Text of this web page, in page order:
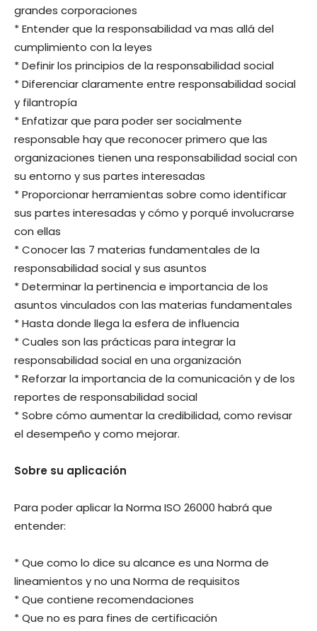
grandes corporaciones
* Entender que la responsabilidad va mas allá del
cumplimiento con la leyes
* Definir los principios de la responsabilidad social
* Diferenciar claramente entre responsabilidad social
y filantropía
* Enfatizar que para poder ser socialmente
responsable hay que reconocer primero que las
organizaciones tienen una responsabilidad social con
su entorno y sus partes interesadas
* Proporcionar herramientas sobre como identificar
sus partes interesadas y cómo y porqué involucrarse
con ellas
* Conocer las 7 materias fundamentales de la
responsabilidad social y sus asuntos
* Determinar la pertinencia e importancia de los
asuntos vinculados con las materias fundamentales
* Hasta donde llega la esfera de influencia
* Cuales son las prácticas para integrar la
responsabilidad social en una organización
* Reforzar la importancia de la comunicación y de los
reportes de responsabilidad social
* Sobre cómo aumentar la credibilidad, como revisar
el desempeño y como mejorar.
Sobre su aplicación
Para poder aplicar la Norma ISO 26000 habrá que
entender:
* Que como lo dice su alcance es una Norma de
lineamientos y no una Norma de requisitos
* Que contiene recomendaciones
* Que no es para fines de certificación